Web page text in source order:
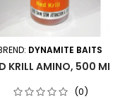
DYNAMITE BAITS
KRILL AMINO, 500 ML
(0)